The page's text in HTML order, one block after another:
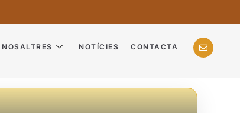
NOSALTRES NOTÍCIES CONTACTA